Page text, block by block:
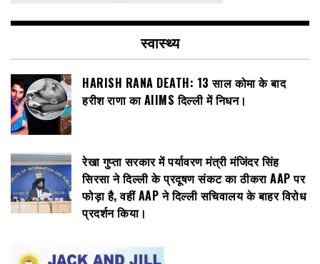
स्वास्थ्य
HARISH RANA DEATH: 13 साल कोमा के बाद
हरीश राणा का AIIMS दिल्ली में निधन।
रेखा गुप्ता सरकार में पर्यावरण मंत्री मंजिंदर सिंह
सिरसा ने दिल्ली के प्रदूषण संकट का ठीकरा AAP पर
फोड़ा है, वहीं AAP ने दिल्ली सचिवालय के बाहर विरोध
प्रदर्शन किया।